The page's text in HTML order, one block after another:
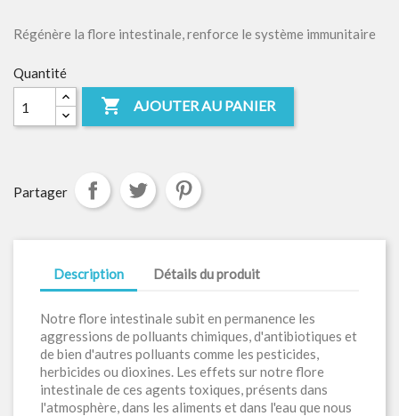
Régénère la flore intestinale, renforce le système immunitaire
Quantité
 AJOUTER AU PANIER
Partager
Description Détails du produit
Notre flore intestinale subit en permanence les
aggressions de polluants chimiques, d'antibiotiques et
de bien d'autres polluants comme les pesticides,
herbicides ou dioxines. Les effets sur notre flore
intestinale de ces agents toxiques, présents dans
l'atmosphère, dans les aliments et dans l'eau que nous